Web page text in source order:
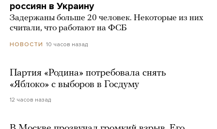
россиян в Украину
Задержаны больше 20 человек. Некоторые из них
считали, что работают на ФСБ
НОВОСТИ 10 часов назад
Партия «Родина» потребовала снять
«Яблоко» с выборов в Госдуму
12 часов назад